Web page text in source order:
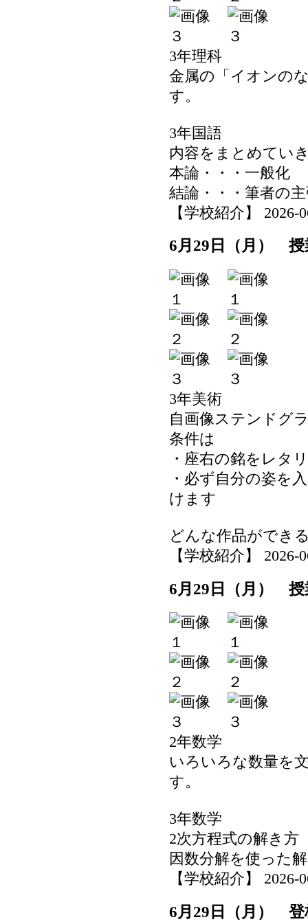
3年理科
金属の「イオンの
す。
3年国語
内容をまとめてい
本論・・・一般化
結論・・・筆者の
【学校紹介】 2026-
6月29日（月） 授
3年美術
自画像ステンドグ
条件は
・座右の銘をレタ
・必ず自分の姿を
けます
どんな作品ができ
【学校紹介】 2026-
6月29日（月） 授
2年数学
いろいろな数量を
す。
3年数学
2次方程式の解き方
因数分解を使った
【学校紹介】 2026-
6月29日（月） 登